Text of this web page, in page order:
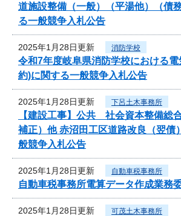
道施設整備（一般）（平湯他）（債
る一般競争入札公告
2025年1月28日更新 消防学校
令和7年度岐阜県消防学校における
約)に関する一般競争入札公告
2025年1月28日更新 下呂土木事務所
【建設工事】公共 社会資本整備総
補正）他 赤沼田工区道路改良（翌債
般競争入札公告
2025年1月28日更新 自動車税事務所
自動車税事務所電算データ作成業務
2025年1月28日更新 可茂土木事務所